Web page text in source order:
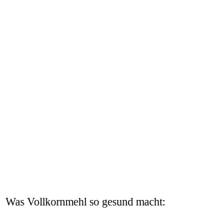
Was Vollkornmehl so gesund macht: